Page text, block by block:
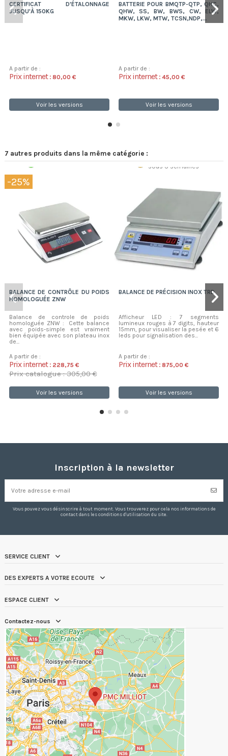
CERTIFICAT D'ÉTALONNAGE
JUSQU'À 150KG
A partir de :
Prix internet : 80,00 €
Voir les versions
BATTERIE POUR BMQTP-QTP, QHC,
QHW, SS, BW, BWS, CW, ELW,
MKW, LKW, MTW, TCSN,NDP,...
A partir de :
Prix internet : 45,00 €
Voir les versions
7 autres produits dans la même catégorie :
-25%
BALANCE DE CONTRÔLE DU POIDS
HOMOLOGUÉE ZNW
Balance de controle de poids
homologuée ZNW : Cette balance
avec poids-simple est vraiment
bien équipée avec son plateau inox
de...
Expédition 48/72h
A partir de :
Prix internet : 228,75 €
Prix catalogue : 305,00 €
Voir les versions
BALANCE DE PRÉCISION INOX TRD
Afficheur LED : 7 segments
lumineux rouges à 7 digits, hauteur
15mm, pour visualiser la pesée et 6
leds pour signalisation des...
Sur commande
sous 3 semaines
A partir de :
Prix internet : 875,00 €
Voir les versions
Inscription à la newsletter
Vous pouvez vous désinscrire à tout moment. Vous trouverez pour cela nos informations de
contact dans les conditions d'utilisation du site.
SERVICE CLIENT
DES EXPERTS A VOTRE ECOUTE
ESPACE CLIENT
Contactez-nous